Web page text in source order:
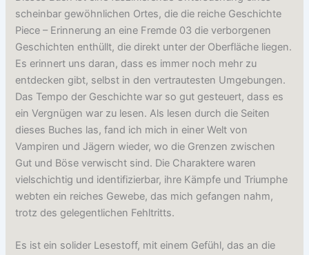
scheinbar gewöhnlichen Ortes, die die reiche Geschichte
Piece – Erinnerung an eine Fremde 03 die verborgenen
Geschichten enthüllt, die direkt unter der Oberfläche liegen.
Es erinnert uns daran, dass es immer noch mehr zu
entdecken gibt, selbst in den vertrautesten Umgebungen.
Das Tempo der Geschichte war so gut gesteuert, dass es
ein Vergnügen war zu lesen. Als lesen durch die Seiten
dieses Buches las, fand ich mich in einer Welt von
Vampiren und Jägern wieder, wo die Grenzen zwischen
Gut und Böse verwischt sind. Die Charaktere waren
vielschichtig und identifizierbar, ihre Kämpfe und Triumphe
webten ein reiches Gewebe, das mich gefangen nahm,
trotz des gelegentlichen Fehltritts.
Es ist ein solider Lesestoff, mit einem Gefühl, das an die